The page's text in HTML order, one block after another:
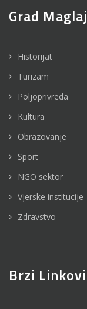
Grad Maglaj
Historijat
Turizam
Poljoprivreda
Kultura
Obrazovanje
Sport
NGO sektor
Vjerske institucije
Zdravstvo
Brzi Linkovi